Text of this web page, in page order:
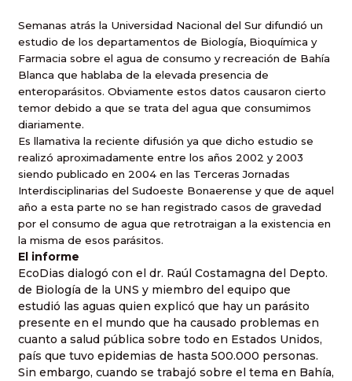
Semanas atrás la Universidad Nacional del Sur difundió un
estudio de los departamentos de Biología, Bioquímica y
Farmacia sobre el agua de consumo y recreación de Bahía
Blanca que hablaba de la elevada presencia de
enteroparásitos. Obviamente estos datos causaron cierto
temor debido a que se trata del agua que consumimos
diariamente.
Es llamativa la reciente difusión ya que dicho estudio se
realizó aproximadamente entre los años 2002 y 2003
siendo publicado en 2004 en las Terceras Jornadas
Interdisciplinarias del Sudoeste Bonaerense y que de aquel
año a esta parte no se han registrado casos de gravedad
por el consumo de agua que retrotraigan a la existencia en
la misma de esos parásitos.
El informe
EcoDias dialogó con el dr. Raúl Costamagna del Depto.
de Biología de la UNS y miembro del equipo que
estudió las aguas quien explicó que hay un parásito
presente en el mundo que ha causado problemas en
cuanto a salud pública sobre todo en Estados Unidos,
país que tuvo epidemias de hasta 500.000 personas.
Sin embargo, cuando se trabajó sobre el tema en Bahía,